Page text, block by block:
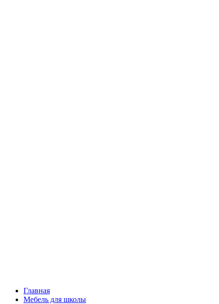
Главная
Мебель для школы